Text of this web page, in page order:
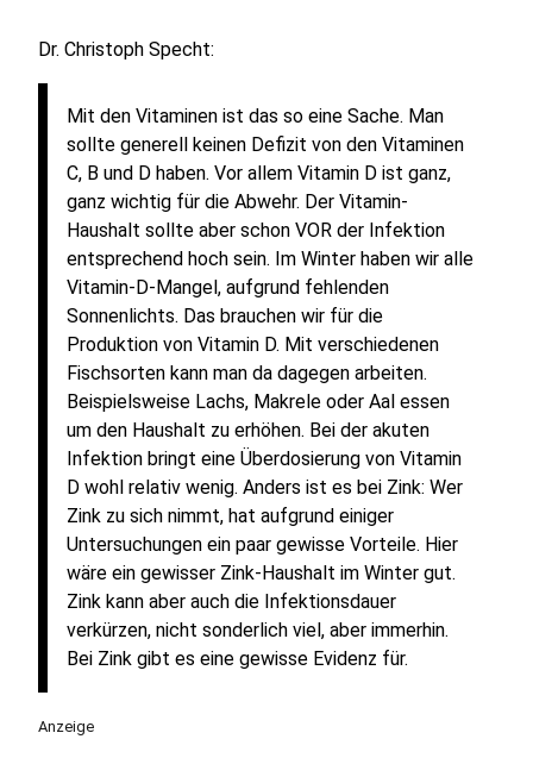
Dr. Christoph Specht:
Mit den Vitaminen ist das so eine Sache. Man
sollte generell keinen Defizit von den Vitaminen
C, B und D haben. Vor allem Vitamin D ist ganz,
ganz wichtig für die Abwehr. Der Vitamin-
Haushalt sollte aber schon VOR der Infektion
entsprechend hoch sein. Im Winter haben wir alle
Vitamin-D-Mangel, aufgrund fehlenden
Sonnenlichts. Das brauchen wir für die
Produktion von Vitamin D. Mit verschiedenen
Fischsorten kann man da dagegen arbeiten.
Beispielsweise Lachs, Makrele oder Aal essen
um den Haushalt zu erhöhen. Bei der akuten
Infektion bringt eine Überdosierung von Vitamin
D wohl relativ wenig. Anders ist es bei Zink: Wer
Zink zu sich nimmt, hat aufgrund einiger
Untersuchungen ein paar gewisse Vorteile. Hier
wäre ein gewisser Zink-Haushalt im Winter gut.
Zink kann aber auch die Infektionsdauer
verkürzen, nicht sonderlich viel, aber immerhin.
Bei Zink gibt es eine gewisse Evidenz für.
Anzeige